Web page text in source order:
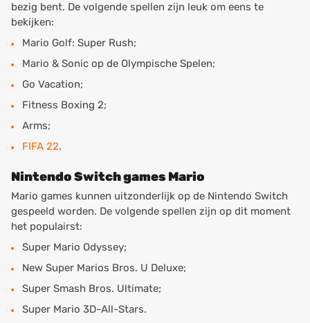
bezig bent. De volgende spellen zijn leuk om eens te
bekijken:
Mario Golf: Super Rush;
Mario & Sonic op de Olympische Spelen;
Go Vacation;
Fitness Boxing 2;
Arms;
FIFA 22.
Nintendo Switch games Mario
Mario games kunnen uitzonderlijk op de Nintendo Switch
gespeeld worden. De volgende spellen zijn op dit moment
het populairst:
Super Mario Odyssey;
New Super Marios Bros. U Deluxe;
Super Smash Bros. Ultimate;
Super Mario 3D-All-Stars.